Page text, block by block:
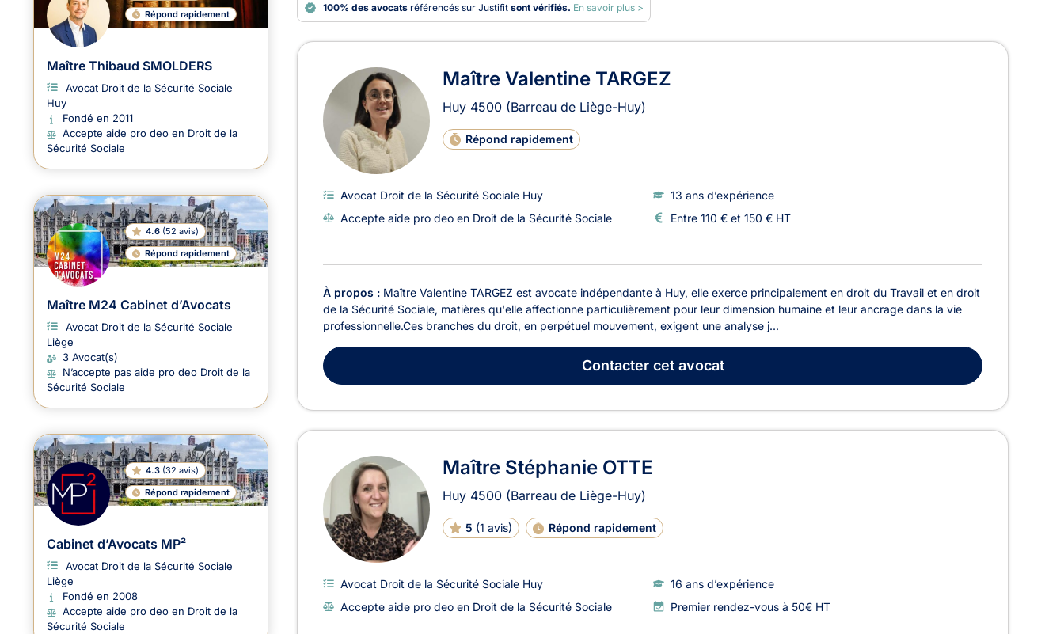
100% des avocats référencés sur Justifit sont vérifiés. En savoir plus >
Avocats en Droit de la Sécurité Sociale à Huy
Maître Valentine TARGEZ
Huy 4500 (Barreau de Liège-Huy)
Répond rapidement
Avocat Droit de la Sécurité Sociale Huy
13 ans d’expérience
Accepte aide pro deo en Droit de la Sécurité Sociale
Entre 110 € et 150 € HT
À propos : Maître Valentine TARGEZ est avocate indépendante à Huy, elle exerce principalement en droit du Travail et en droit
de la Sécurité Sociale, matières qu'elle affectionne particulièrement pour leur dimension humaine et leur ancrage dans la vie
professionnelle.Ces branches du droit, en perpétuel mouvement, exigent une analyse j...
Contactercet avocat
Maître Stéphanie OTTE
Huy 4500 (Barreau de Liège-Huy)
5 (1 avis) Répond rapidement
Avocat Droit de la Sécurité Sociale Huy
16 ans d’expérience
Accepte aide pro deo en Droit de la Sécurité Sociale
Premier rendez-vous à 50€ HT
Répond rapidement
Maître Thibaud SMOLDERS
Avocat Droit de la Sécurité Sociale
Huy
Fondé en 2011
Accepte aide pro deo en Droit de la
Sécurité Sociale
4.6 (52 avis)
Répond rapidement
Maître M24 Cabinet d’Avocats
Avocat Droit de la Sécurité Sociale
Liège
3 Avocat(s)
N’accepte pas aide pro deo Droit de la
Sécurité Sociale
4.3 (32 avis)
Répond rapidement
Cabinet d’Avocats MP²
Avocat Droit de la Sécurité Sociale
Liège
Fondé en 2008
Accepte aide pro deo en Droit de la
Sécurité Sociale